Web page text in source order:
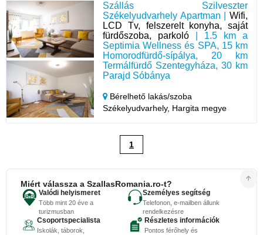
Szállás Szilveszter
Székelyudvarhely Apartman | Wifi,
LCD Tv, felszerelt konyha, saját
fürdőszoba, parkoló | 1.5 km a
Septimia Wellness és SPA, 15 km
Homorodfürdő-sípálya, 20 km
Termálfürdő Szentegyháza, 30 km
Parajd Sóbánya
Bérelhető lakás/szoba
Székelyudvarhely, Hargita megye
1
Miért válassza a SzallasRomania.ro-t?
Valódi helyismeret
Több mint 20 éve a
turizmusban
Személyes segítség
Telefonon, e-mailben állunk
rendelkezésre
Csoportspecialista
Iskolák, táborok,
Részletes információk
Pontos férőhely és